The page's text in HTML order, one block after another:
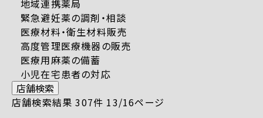
地域連携薬局
緊急避妊薬の調剤・相談
医療材料・衛生材料販売
高度管理医療機器の販売
医療用麻薬の備蓄
小児在宅患者の対応
店舗検索
店舗検索結果 307件 13/16ページ